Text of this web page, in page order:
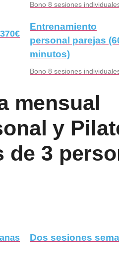
370€
Bono 8 sesiones
Entrenamiento
personal parejas
minutos)
Bono 8 sesiones
mensual
y
de 3
Dos sesiones